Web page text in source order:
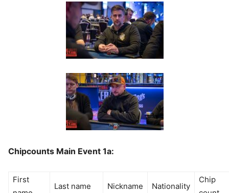
Chipcounts Main Event 1a:
First
Last name Nickname Nationality
Chip